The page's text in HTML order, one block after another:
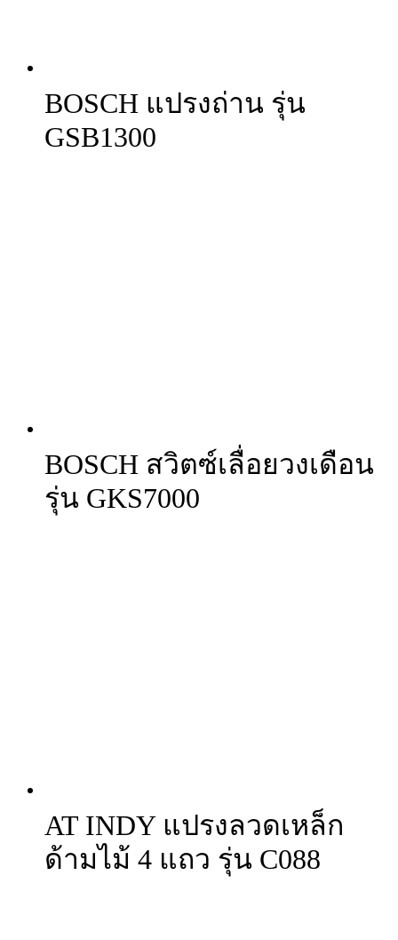
BOSCH แปรงถ่าน รุ่น
GSB1300
BOSCH สวิตซ์เลื่อยวงเดือน
รุ่น GKS7000
AT INDY แปรงลวดเหล็ก
ด้ามไม้ 4 แถว รุ่น C088